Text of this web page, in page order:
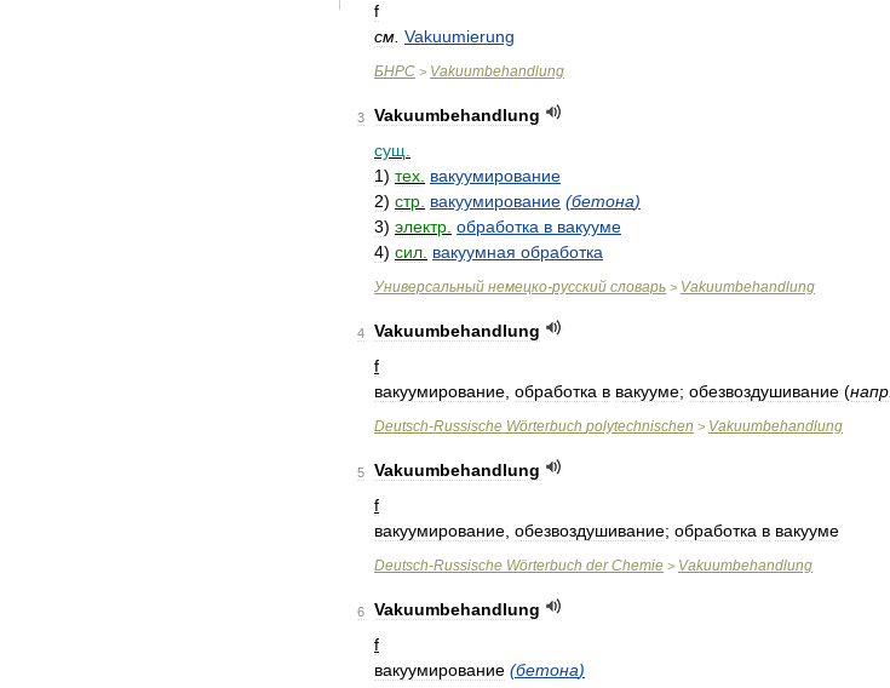
f
см Vakuumierung
БНРС > Vakuumbehandlung
3
Vakuumbehandlung
сущ
1) тех вакуумирование
2) стр вакуумирование (бетона)
3) электр обработка в вакууме
4) сил вакуумная обработка
Универсальный немецко-русский словарь > Vakuumbehandlung
4
Vakuumbehandlung
f
вакуумирование обработка в вакууме; обезвоздушивание (напр
Deutsch-Russische Wörterbuch polytechnischen > Vakuumbehandlung
5
Vakuumbehandlung
f
вакуумирование обезвоздушивание; обработка в вакууме
Deutsch-Russische Wörterbuch der Chemie > Vakuumbehandlung
6
Vakuumbehandlung
f
вакуумирование (бетона)